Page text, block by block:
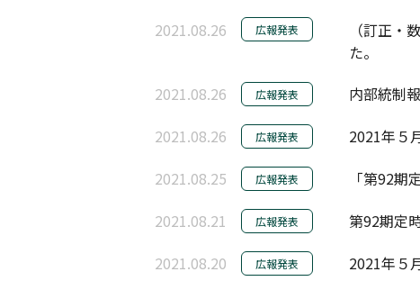
2021.08.26
広報発表
（訂正
た。
2021.08.26
広報発表
内部統制
2021.08.26
広報発表
2021年５
2021.08.25
広報発表
「第92
2021.08.21
広報発表
第92期定
2021.08.20
広報発表
2021年５